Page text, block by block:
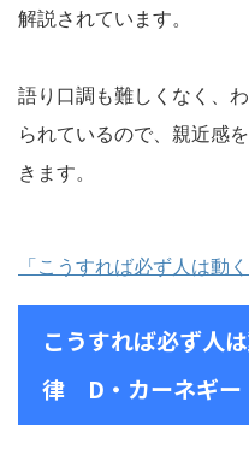
解説されています。
語り口調も難しくなく、
られているので、親近感
きます。
「こうすれば必ず人は動
こうすれば必ず人
律 D・カーネギー